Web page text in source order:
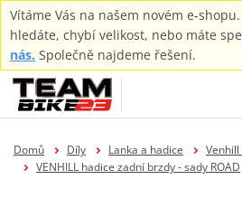
Vítáme Vás na našem novém e-
hledáte, chybí velikost, nebo máte
nás. Společně najdeme řešení.
Domů Díly Lanka a hadice
Venhill
VENHILL hadice zadní brzdy - sady ROAD